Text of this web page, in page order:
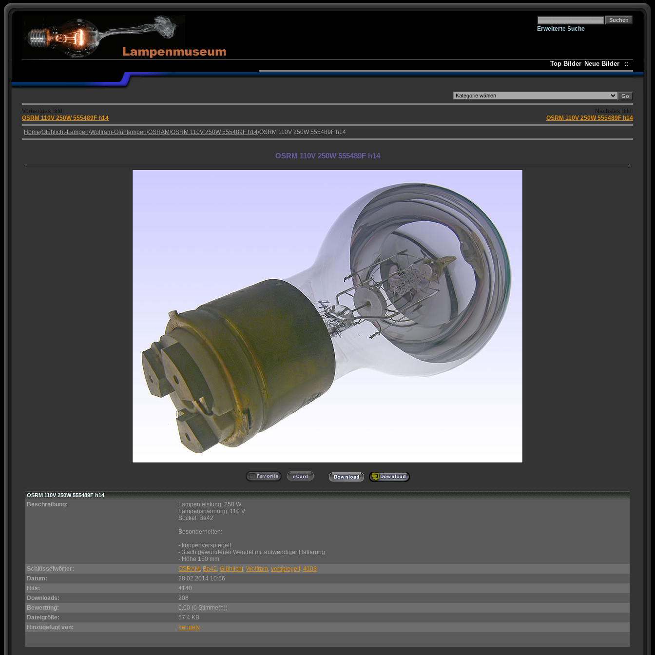
Erweiterte Suche
Top Bilder Neue Bilder ::
Vorheriges Bild:
OSRM 110V 250W 555489F h14
Nächstes Bild:
OSRM 110V 250W 555489F h14
Home/Glühlicht-Lampen/Wolfram-Glühlampen/OSRAM/OSRM 110V 250W 555489F h14/OSRM 110V 250W 555489F h14
OSRM 110V 250W 555489F h14
OSRM 110V 250W 555489F h14
Beschreibung:
Lampenleistung: 250 W
Lampenspannung: 110 V
Sockel: Ba42
Besonderheiten:
- kuppenverspiegelt
- 3fach gewundener Wendel mit aufwendiger Halterung
- Höhe 150 mm
Schlüsselwörter:
OSRAM , Ba42, Glühlicht, Wolfram, verspiegelt, 4108
Datum:
28.02.2014 10:56
Hits:
4140
Downloads:
208
Bewertung:
0.00 (0 Stimme(n))
Dateigröße:
57.4 KB
Hinzugefügt von:
hennetv